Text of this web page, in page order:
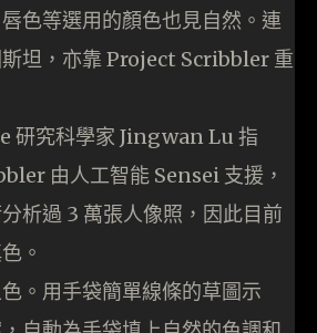
色等選用的顏色也見自然。連
斯坦，亦靠 Project Scribbler 重
研究科學家 Jingwan Lu 指
由人工智能 Sensei 支援，
析過 3 萬張人像照，因此目前
。
。用手袋簡單線條的草圖示